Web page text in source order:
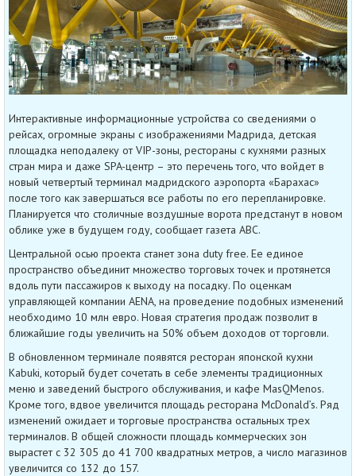
Интерактивные информационные устройства со сведениями о
рейсах, огромные экраны с изображениями Мадрида, детская
площадка неподалеку от VIP-зоны, рестораны с кухнями разных
стран мира и даже SPA-центр – это перечень того, что войдет в
новый четвертый терминал мадридского аэропорта «Барахас»
после того как завершаться все работы по его перепланировке.
Планируется что столичные воздушные ворота предстанут в новом
облике уже в будущем году, сообщает газета ABC.
Центральной осью проекта станет зона duty free. Ее единое
пространство объединит множество торговых точек и протянется
вдоль пути пассажиров к выходу на посадку. По оценкам
управляющей компании AENA, на проведение подобных изменений
необходимо 10 млн евро. Новая стратегия продаж позволит в
ближайшие годы увеличить на 50% объем доходов от торговли.
В обновленном терминале появятся ресторан японской кухни
Kabuki, который будет сочетать в себе элементы традиционных
меню и заведений быстрого обслуживания, и кафе MasQMenos.
Кроме того, вдвое увеличится площадь ресторана McDonald’s. Ряд
изменений ожидает и торговые пространства остальных трех
терминалов. В общей сложности площадь коммерческих зон
вырастет с 32 305 до 41 700 квадратных метров, а число магазинов
увеличится со 132 до 157.